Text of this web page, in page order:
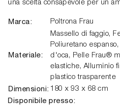
una scelta consapevole per un
Marca: Poltrona Frau
Materiale:
Massello di faggio,
Poliuretano
d'oca, Pelle Frau®
elastiche, Alluminio
plastico trasparente
Dimensioni: 180 x 93 x 68 cm
Disponibile presso: